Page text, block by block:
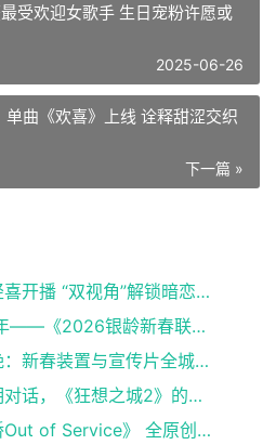
歌手 生日宠粉许愿或
2025-06-26
曲《欢喜》上线 诠释甜涩交织
下一篇 »
《你是迟来的欢喜》轻喜开播 “双视角”解锁暗恋心事上演春日纯暧
银龄焕新彩 温暖中国年——《2026银龄新春联欢会》聚焦有爱有梦老龄群像
地铁里遇见北京台春晚：新春装置与宣传片全城上线
以建筑为起点展开文明对话，《狂想之城2》的四重叩问与三维跃升
刘胡轶发行《须臾之桥Out of Service》 全原创钢琴演奏展现音乐才华